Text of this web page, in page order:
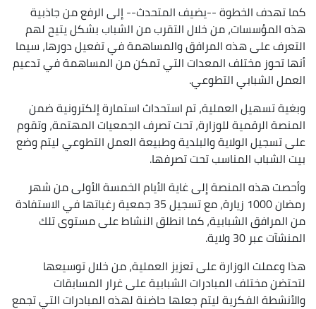
كما تهدف الخطوة --يضيف المتحدث-- إلى الرفع من جاذبية
هذه المؤسسات، من خلال التقرب من الشباب بشكل يتيح لهم
التعرف على هذه المرافق والمساهمة في تفعيل دورها، سيما
أنها تحوز مختلف المعدات التي تمكن من المساهمة في تدعيم
العمل الشبابي التطوعي.
وبغية تسهيل العملية، تم استحداث استمارة إلكترونية ضمن
المنصة الرقمية للوزارة، تحت تصرف الجمعيات المهتمة، وتقوم
على تسجيل الولاية والبلدية وطبيعة العمل التطوعي ليتم وضع
بيت الشباب المناسب تحت تصرفها.
وأحصت هذه المنصة إلى غاية الأيام الخمسة الأولى من شهر
رمضان 1000 زيارة، مع تسجيل 35 جمعية رغباتها في الاستفادة
من المرافق الشبابية، كما انطلق النشاط على مستوى تلك
المنشآت عبر 30 ولاية.
هذا وعملت الوزارة على تعزيز العملية، من خلال توسيعها
لتحتضن مختلف المبادرات الشبابية على غرار المسابقات
والأنشطة الفكرية ليتم جعلها حاضنة لهذه المبادرات التي تجمع